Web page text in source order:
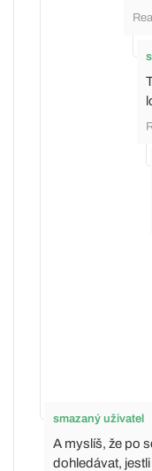
smazaný uživatel
A myslíš, že po
dohledávat,